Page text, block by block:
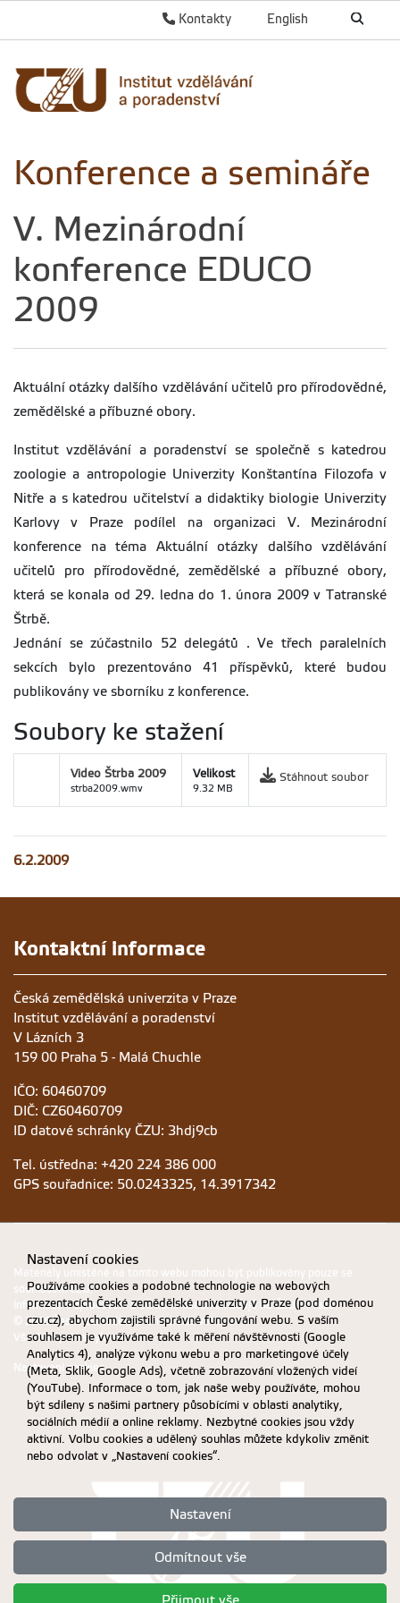
English
Kontakty
Konference a semináře
V. Mezinárodní
konference EDUCO
2009
Aktuální otázky dalšího vzdělávání učitelů pro přírodovědné,
zemědělské a příbuzné obory.
Institut vzdělávání a poradenství se společně s katedrou
zoologie a antropologie Univerzity Konštantína Filozofa v
Nitře a s katedrou učitelství a didaktiky biologie Univerzity
Karlovy v Praze podílel na organizaci V. Mezinárodní
konference na téma Aktuální otázky dalšího vzdělávání
učitelů pro přírodovědné, zemědělské a příbuzné obory,
která se konala od 29. ledna do 1. února 2009 v Tatranské
Štrbě.
Jednání se zúčastnilo 52 delegátů . Ve třech paralelních
sekcích bylo prezentováno 41 příspěvků, které budou
publikovány ve sborníku z konference.
Soubory ke stažení
Video Štrba 2009
strba2009.wmv
Velikost
9.32 MB
Stáhnout soubor
6.2.2009
Kontaktní informace
Česká zemědělská univerzita v Praze
Institut vzdělávání a poradenství
V Lázních 3
159 00 Praha 5 - Malá Chuchle
IČO: 60460709
DIČ: CZ60460709
ID datové schránky ČZU: 3hdj9cb
Tel. ústředna: +420 224 386 000
GPS souřadnice: 50.0243325, 14.3917342
souhlasem ČZU.
Informace o zpracování a ochraně osobních údajů na ČZU v Praze.
© 2026 Česká zemědělská univerzita v Praze
Všechna práva vyhrazena
Nastavení cookies
Nastavení cookies
Používáme cookies a podobné technologie na webových
prezentacích České zemědělské univerzity v Praze (pod doménou
czu.cz), abychom zajistili správné fungování webu. S vaším
souhlasem je využíváme také k měření návštěvnosti (Google
Analytics 4), analýze výkonu webu a pro marketingové účely
(Meta, Sklik, Google Ads), včetně zobrazování vložených videí
(YouTube). Informace o tom, jak naše weby používáte, mohou
být sdíleny s našimi partnery působícími v oblasti analytiky,
sociálních médií a online reklamy. Nezbytné cookies jsou vždy
aktivní. Volbu cookies a udělený souhlas můžete kdykoliv změnit
nebo odvolat v „Nastavení cookies“.
Nastavení
Odmítnout vše